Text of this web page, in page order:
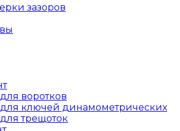
зазоров
воротков
ключей динамометрических
трещоток